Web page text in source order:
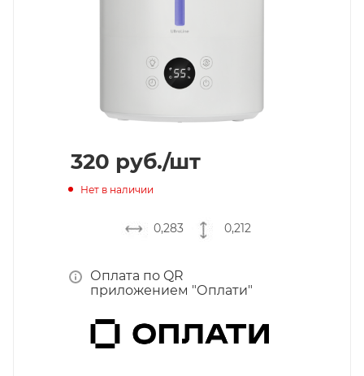
320 руб./шт
Нет в наличии
0,283 0,212
Оплата по QR
приложением "Оплати"